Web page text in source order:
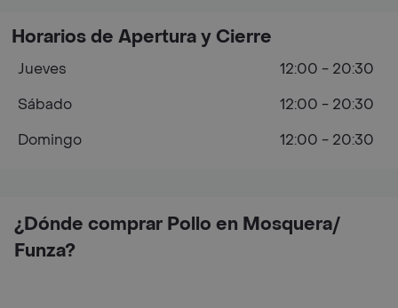
¿Dónde comprar Pollo en Mosquera/
Funza?
Horarios de Apertura y Cierre
Jueves
12:00 - 20:30
Sábado
12:00 - 20:30
Domingo
12:00 - 20:30